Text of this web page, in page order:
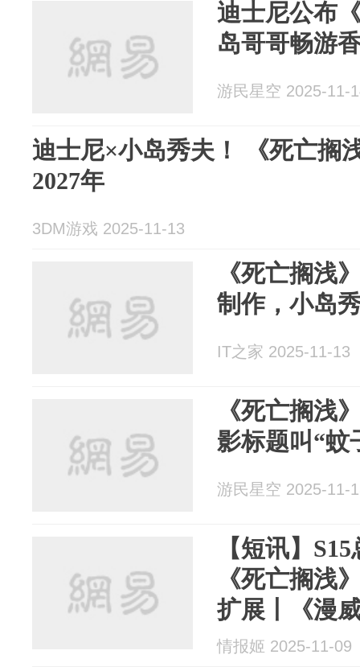
迪士尼公布
岛哥哥畅游
游民星空 2025-11-
迪士尼×小岛秀夫！ 《死亡搁
2027年
3DM游戏 2025-11-13
《死亡搁浅
制作，小岛
IT之家 2025-11-13
《死亡搁浅
影标题叫“蚊
游民星空 2025-11-
【短讯】
《死亡搁浅
扩展丨《漫
秋上线PS5
情报姬 2025-11-09